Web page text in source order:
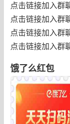
点击链接加入群
点击链接加入群
点击链接加入群
点击链接加入群
饿了么红包